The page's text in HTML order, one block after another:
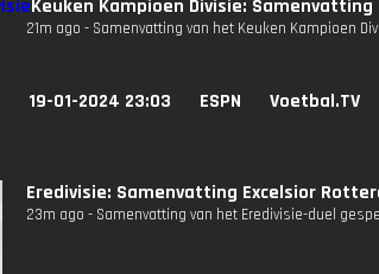
Keuken Kampioen Divisie: Samenvatting
21m ago - Samenvatting van het Keuken Kampioen
19-01-2024 23:03 ESPN Voetbal.TV
Eredivisie: Samenvatting Excelsior
23m ago - Samenvatting van het Eredivisie-duel